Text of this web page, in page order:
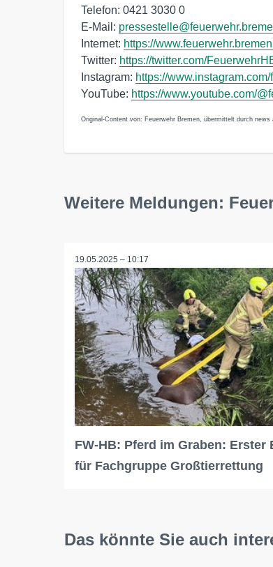
Telefon: 0421 3030 0
E-Mail:
Internet: https://
Twitter: https://twitter.com/
Instagram: https://
YouTube: https://www.youtube.com/
Original-Content von: Feuerwehr Bremen, übermittelt durch news
Weitere Meldungen:
19.05.2025 – 10:17
FW-HB: Pferd im Graben: Erster
für Fachgruppe Großtierrettung
Das könnte Sie auch